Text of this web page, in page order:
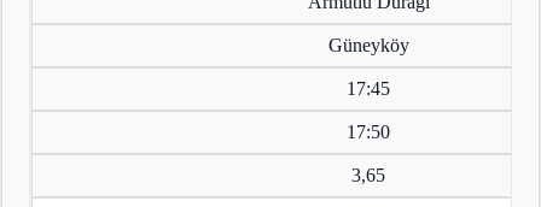
Güneyköy
17:45
17:50
3,65